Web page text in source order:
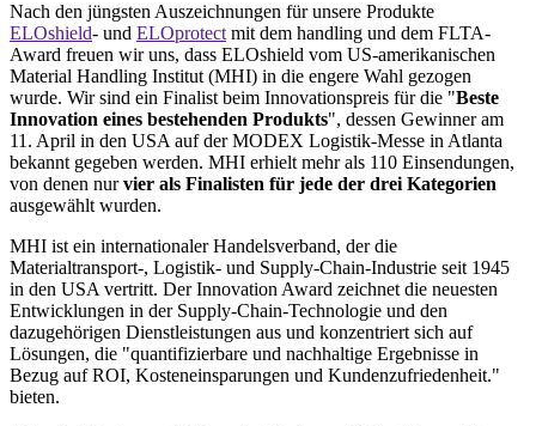
Nach den jüngsten Auszeichnungen für unsere Produkte
ELOshield- und ELOprotect mit dem handling und dem FLTA-
Award freuen wir uns, dass ELOshield vom US-amerikanischen
Material Handling Institut (MHI) in die engere Wahl gezogen
wurde. Wir sind ein Finalist beim Innovationspreis für die "Beste
Innovation eines bestehenden Produkts", dessen Gewinner am
11. April in den USA auf der MODEX Logistik-Messe in Atlanta
bekannt gegeben werden. MHI erhielt mehr als 110 Einsendungen,
von denen nurvier als Finalisten für jede der drei Kategorien
ausgewählt wurden.
MHI ist ein internationaler Handelsverband, der die
Materialtransport-, Logistik- und Supply-Chain-Industrie seit 1945
in den USA vertritt. Der Innovation Award zeichnet die neuesten
Entwicklungen in der Supply-Chain-Technologie und den
dazugehörigen Dienstleistungen aus und konzentriert sich auf
Lösungen, die "quantifizierbare und nachhaltige Ergebnisse in
Bezug auf ROI, Kosteneinsparungen und Kundenzufriedenheit."
bieten.